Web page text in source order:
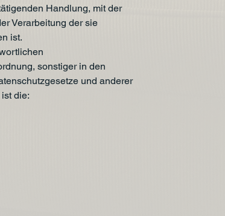
Handlung, mit der
Verarbeitung der sie
ist.
sonstiger in den
und anderer
die: